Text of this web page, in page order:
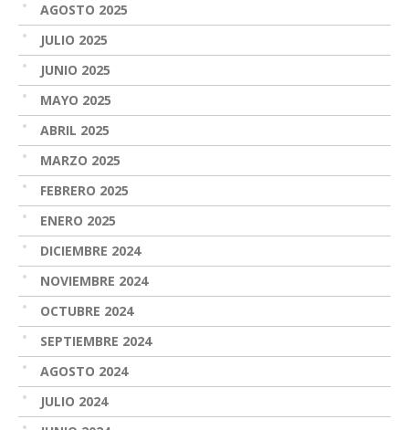
AGOSTO 2025
JULIO 2025
JUNIO 2025
MAYO 2025
ABRIL 2025
MARZO 2025
FEBRERO 2025
ENERO 2025
DICIEMBRE 2024
NOVIEMBRE 2024
OCTUBRE 2024
SEPTIEMBRE 2024
AGOSTO 2024
JULIO 2024